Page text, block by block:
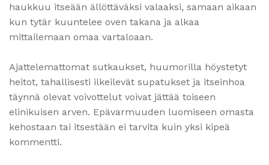
haukkuu itseään ällöttäväksi valaaksi, samaan aikaan
kun tytär kuuntelee oven takana ja alkaa
mittailemaan omaa vartaloaan.
Ajattelemattomat sutkaukset, huumorilla höystetyt
heitot, tahallisesti ilkeilevät supatukset ja itseinhoa
täynnä olevat voivottelut voivat jättää toiseen
elinikuisen arven. Epävarmuuden luomiseen omasta
kehostaan tai itsestään ei tarvita kuin yksi kipeä
kommentti.